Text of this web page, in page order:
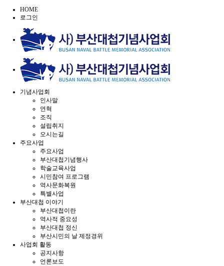
HOME
로그인
기념사업회
인사말
연혁
조직
설립취지
오시는길
주요사업
주요사업
부산대첩기념행사
학술교육사업
시민참여 프로그램
역사문화복원
특별사업
부산대첩 이야기
부산대첩이란
역사적 중요성
부산대첩 정신
부산시민의 날 제정경위
사업회 활동
공지사항
언론보도